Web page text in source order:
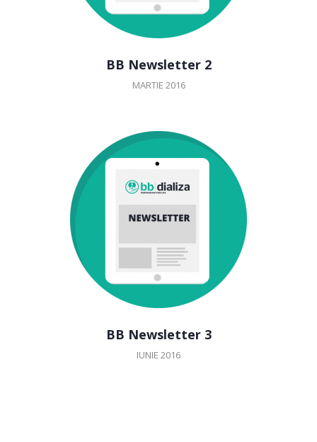
BB Newsletter 2
MARTIE 2016
BB Newsletter 3
IUNIE 2016